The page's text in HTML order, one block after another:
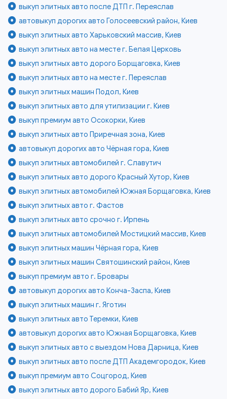
выкуп элитных авто после ДТП г. Переяслав
автовыкуп дорогих авто Голосеевский район, Киев
выкуп элитных авто Харьковский массив, Киев
выкуп элитных авто на месте г. Белая Церковь
выкуп элитных авто дорого Борщаговка, Киев
выкуп элитных авто на месте г. Переяслав
выкуп элитных машин Подол, Киев
выкуп элитных авто для утилизации г. Киев
выкуп премиум авто Осокорки, Киев
выкуп элитных авто Приречная зона, Киев
автовыкуп дорогих авто Чёрная гора, Киев
выкуп элитных автомобилей г. Славутич
выкуп элитных авто дорого Красный Хутор, Киев
выкуп элитных автомобилей Южная Борщаговка, Киев
выкуп элитных авто г. Фастов
выкуп элитных авто срочно г. Ирпень
выкуп элитных автомобилей Мостицкий массив, Киев
выкуп элитных машин Чёрная гора, Киев
выкуп элитных машин Святошинский район, Киев
выкуп премиум авто г. Бровары
автовыкуп дорогих авто Конча-Заспа, Киев
выкуп элитных машин г. Яготин
выкуп элитных авто Теремки, Киев
автовыкуп дорогих авто Южная Борщаговка, Киев
выкуп элитных авто с выездом Нова Дарница, Киев
выкуп элитных авто после ДТП Академгородок, Киев
выкуп премиум авто Соцгород, Киев
выкуп элитных авто дорого Бабий Яр, Киев